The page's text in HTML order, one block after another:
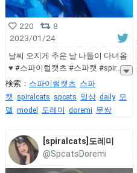
220
8
2023/01/24
날씨 오지게 추운 날 나들이 다녀옴
♥ #스파이럴캣츠 #스파캣 #spir
検索： 스파이럴캣츠 스파
캣 spiralcats spcats 일상 daily 모
델 model 도레미 doremi 무쌍
[spiralcats]도레미
@SpcatsDoremi